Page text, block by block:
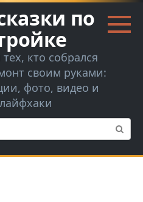
по
кто собрался
своим руками:
фото, видео и
лайфхаки